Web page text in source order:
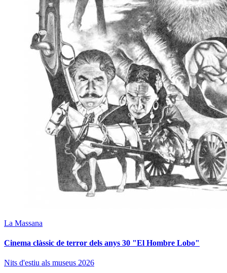
La Massana
Cinema clàssic de terror dels anys 30 "El Hombre Lobo"
Nits d'estiu als museus 2026